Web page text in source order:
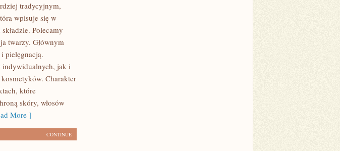
tradycyjnym,
wpisuje się w
Polecamy
twarzy. Głównym
pielęgnacją.
indywidualnych, jak i
Charakter
które
skóry, włosów
More ]
CONTINUE